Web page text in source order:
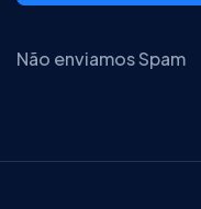
Não enviamos Spam